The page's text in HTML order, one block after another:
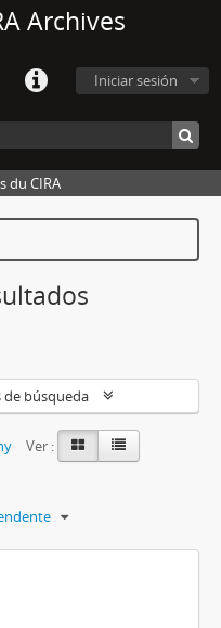
Archives
Iniciar sesión
du CIRA
de búsqueda
Ver :